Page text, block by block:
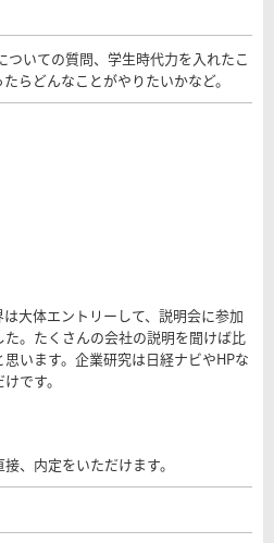
ついての質問、学生時代力を入れたこ
らどんなことがやりたいかなど。
大体エントリーして、説明会に参加
た。たくさんの会社の説明を聞けば比
います。企業研究は日経ナビやHPな
です。
、内定をいただけます。